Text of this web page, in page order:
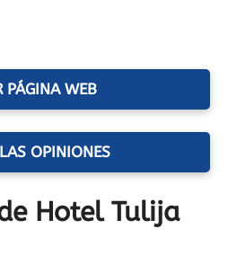
PÁGINA WEB
OPINIONES
Hotel Tulija